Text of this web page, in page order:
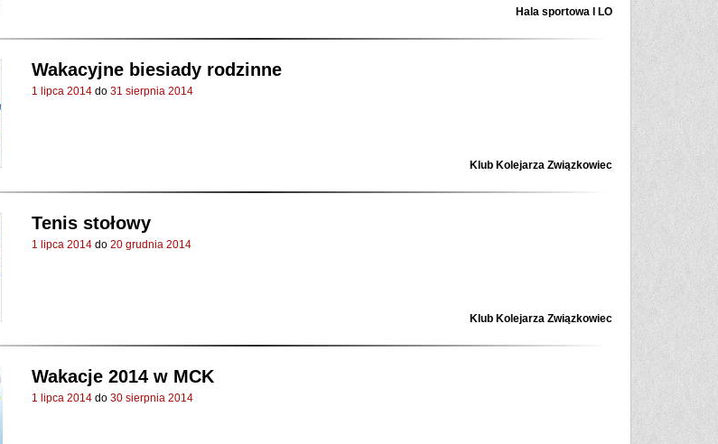
Hala sportowa I LO
Wakacyjne biesiady rodzinne
1 lipca 2014 do 31 sierpnia 2014
Klub Kolejarza Związkowiec
Tenis stołowy
1 lipca 2014 do 20 grudnia 2014
Klub Kolejarza Związkowiec
Wakacje 2014 w MCK
1 lipca 2014 do 30 sierpnia 2014